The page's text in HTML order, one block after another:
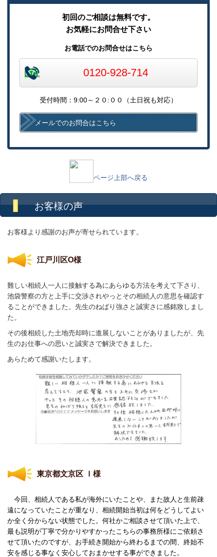
初回のご相談は無料です。
お気軽にお問合せ下さい
お電話でのお問合せはこちら
0120-928-714
受付時間：9:00～２０:００（土日祝も対応）
メールでのお問合はこちら
ページ上部へ戻る
お客様の声
お客様より感謝のお声が寄せられています。
江戸川区O様
難しい相続人一人に接触する為にあらゆる方法を考えて下さり、
池袋警察の方と上手に交渉されやっとその相続人の意思を確認す
ることができました。先生のねばり強さと誠実さに感銘致しまし
た。
その後相続した土地売却時に進展しないことがありましたが、先
生のお仕事への思いと誠実さで解決できました。
あらためて感謝いたします。
東京都文京区 Ｉ様
今回、相続人である私が海外にいたことや、また故人と生前疎
遠になっていたことが重なり、相続開始当初は何をどうしてよい
か全く分からない状態でした。何社かご相談させて頂いた上で、
最も説明が丁寧で分かりやすかったこちらの事務所様にご依頼さ
せて頂いたのですが、お手続き開始から終わるまでの間、終始不
安を感じる事なく安心しておまかせする事ができました。